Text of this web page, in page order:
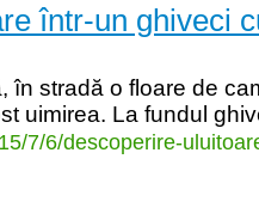
într-un ghiveci
în stradă o floare de
uimirea. La fundul
7/6/descoperire-